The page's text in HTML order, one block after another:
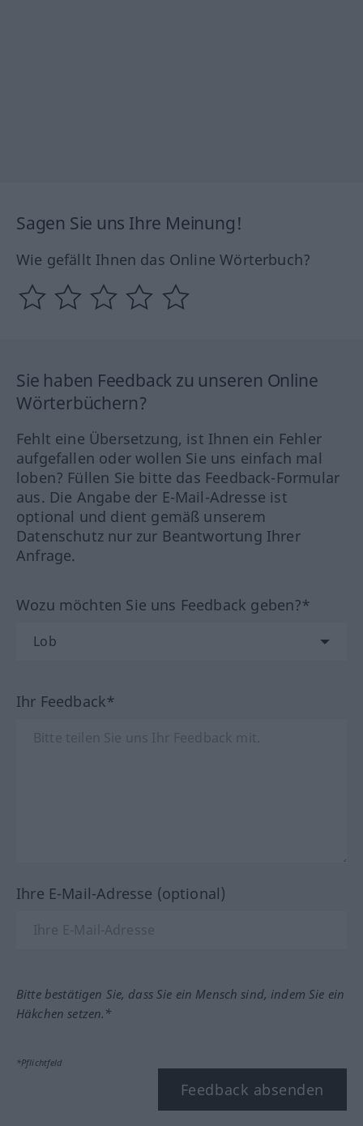
Sagen Sie uns Ihre Meinung!
Wie gefällt Ihnen das Online Wörterbuch?
Sie haben Feedback zu unseren Online
Wörterbüchern?
Fehlt eine Übersetzung, ist Ihnen ein Fehler
aufgefallen oder wollen Sie uns einfach mal
loben? Füllen Sie bitte das Feedback-Formular
aus. Die Angabe der E-Mail-Adresse ist
optional und dient gemäß unserem
Datenschutz nur zur Beantwortung Ihrer
Anfrage.
Wozu möchten Sie uns Feedback geben?*
Ihr Feedback*
Ihre E-Mail-Adresse (optional)
Bitte bestätigen Sie, dass Sie ein Mensch sind, indem Sie ein
Häkchen setzen.*
*Pflichtfeld
Feedback absenden